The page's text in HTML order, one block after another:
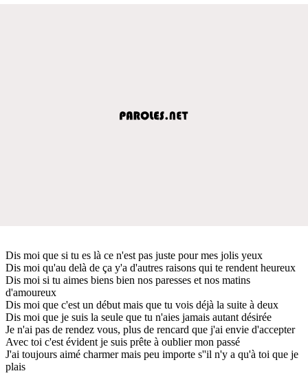
Dis moi que si tu es là ce n'est pas juste pour mes jolis yeux
Dis moi qu'au delà de ça y'a d'autres raisons qui te rendent heureux
Dis moi si tu aimes biens bien nos paresses et nos matins
d'amoureux
Dis moi que c'est un début mais que tu vois déjà la suite à deux
Dis moi que je suis la seule que tu n'aies jamais autant désirée
Je n'ai pas de rendez vous, plus de rencard que j'ai envie d'accepter
Avec toi c'est évident je suis prête à oublier mon passé
J'ai toujours aimé charmer mais peu importe s''il n'y a qu'à toi que je
plais